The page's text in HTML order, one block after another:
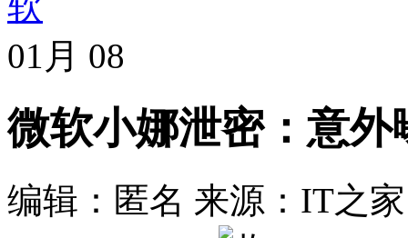
01月 08
微软小娜泄密：意外
编辑：匿名 来源：IT之家